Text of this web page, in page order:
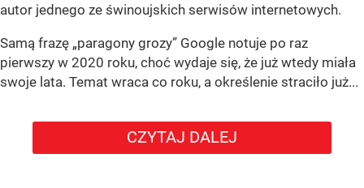
autor jednego ze świnoujskich serwisów internetowych.
Samą frazę „paragony grozy” Google notuje po raz
pierwszy w 2020 roku, choć wydaje się, że już wtedy miała
swoje lata. Temat wraca co roku, a określenie straciło już...
CZYTAJ DALEJ